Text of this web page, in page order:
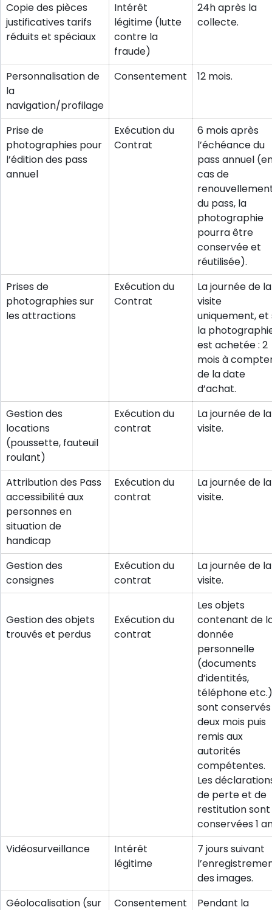
Copie des pièces
justificatives tarifs
réduits et spéciaux
Intérêt
légitime (lutte
contre la
fraude)
24h après la
collecte.
Personnalisation de
la
navigation/profilage
Consentement 12 mois.
Prise de
photographies pour
l’édition des pass
annuel
Exécution du
Contrat
6 mois après
l’échéance du
pass annuel
cas de
du pass, la
photographie
pourra être
conservée et
réutilisée).
Prises de
photographies sur
les attractions
Exécution du
Contrat
La journée de la
visite
uniquement, et
la
est achetée : 2
mois à
de la date
d’achat.
Gestion des
locations
(poussette, fauteuil
roulant)
Exécution du
contrat
La journée de la
visite.
Attribution des Pass
accessibilité aux
personnes en
situation de
handicap
Exécution du
contrat
La journée de la
visite.
Gestion des
consignes
Exécution du
contrat
La journée de la
visite.
Gestion des objets
trouvés et perdus
Exécution du
contrat
Les objets
contenant de
donnée
personnelle
(documents
d’identités,
téléphone etc.)
sont conservés
deux mois puis
remis aux
autorités
compétentes.
Les
de perte et de
restitution sont
conservées 1
Vidéosurveillance
Intérêt
légitime
7 jours suivant
des images.
Géolocalisation (sur
Consentement
Pendant la